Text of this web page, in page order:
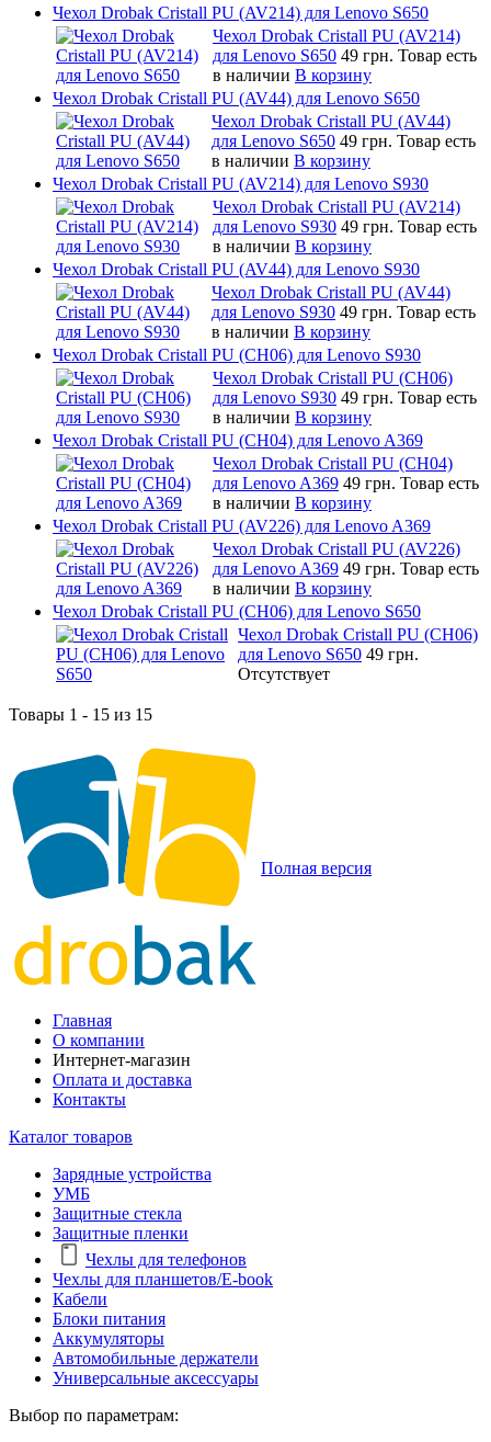
Чехол Drobak Cristall PU (AV214) для Lenovo S650
Чехол Drobak Cristall PU (AV214)
для Lenovo S650 49 грн. Товар есть
в наличии В корзину
Чехол Drobak Cristall PU (AV44) для Lenovo S650
Чехол Drobak Cristall PU (AV44)
для Lenovo S650 49 грн. Товар есть
в наличии В корзину
Чехол Drobak Cristall PU (AV214) для Lenovo S930
Чехол Drobak Cristall PU (AV214)
для Lenovo S930 49 грн. Товар есть
в наличии В корзину
Чехол Drobak Cristall PU (AV44) для Lenovo S930
Чехол Drobak Cristall PU (AV44)
для Lenovo S930 49 грн. Товар есть
в наличии В корзину
Чехол Drobak Cristall PU (CH06) для Lenovo S930
Чехол Drobak Cristall PU (CH06)
для Lenovo S930 49 грн. Товар есть
в наличии В корзину
Чехол Drobak Cristall PU (CH04) для Lenovo A369
Чехол Drobak Cristall PU (CH04)
для Lenovo A369 49 грн. Товар есть
в наличии В корзину
Чехол Drobak Cristall PU (AV226) для Lenovo A369
Чехол Drobak Cristall PU (AV226)
для Lenovo A369 49 грн. Товар есть
в наличии В корзину
Чехол Drobak Cristall PU (CH06) для Lenovo S650
Чехол Drobak Cristall PU (CH06)
для Lenovo S650 49 грн.
Отсутствует
Товары 1 - 15 из 15
Полная версия
Главная
О компании
Интернет-магазин
Оплата и доставка
Контакты
Каталог товаров
Зарядные устройства
УМБ
Защитные стекла
Защитные пленки
Чехлы для телефонов
Чехлы для планшетов/E-book
Кабели
Блоки питания
Аккумуляторы
Автомобильные держатели
Универсальные аксессуары
Выбор по параметрам: